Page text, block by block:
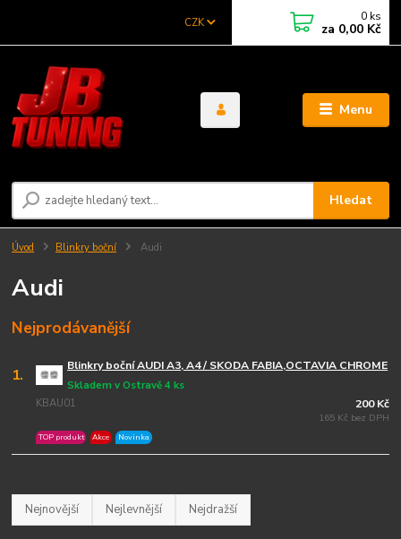
Menu
CZK
Hledat
0 ks
za 0,00 Kč
Úvod Blinkry boční Audi
Audi
Nejprodávanější
1. Blinkry boční AUDI A3, A4 / SKODA FABIA,OCTAVIA CHROME
KBAU01
Skladem v Ostravě 4 ks
TOP produkt Akce Novinka
200 Kč
165 Kč bez DPH
Nejnovější Nejlevnější Nejdražší